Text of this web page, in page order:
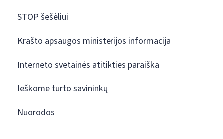
STOP šešėliui
Krašto apsaugos ministerijos informacija
Interneto svetainės atitikties paraiška
Ieškome turto savininkų
Nuorodos